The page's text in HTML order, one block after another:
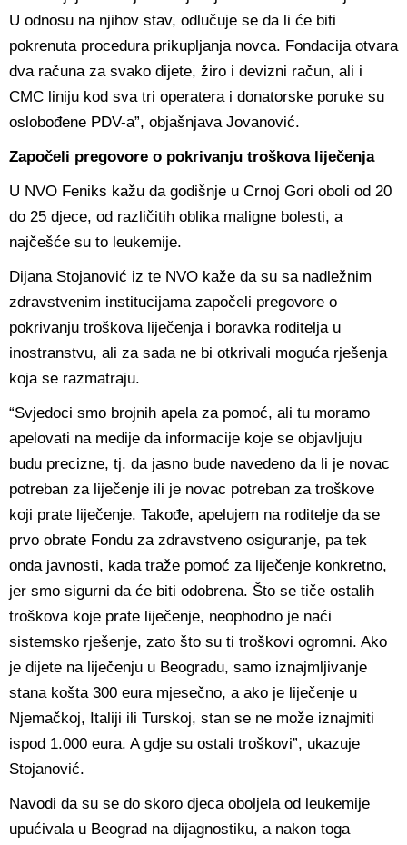
U odnosu na njihov stav, odlučuje se da li će biti
pokrenuta procedura prikupljanja novca. Fondacija otvara
dva računa za svako dijete, žiro i devizni račun, ali i
CMC liniju kod sva tri operatera i donatorske poruke su
oslobođene PDV-a”, objašnjava Jovanović.
Započeli pregovore o pokrivanju troškova liječenja
U NVO Feniks kažu da godišnje u Crnoj Gori oboli od 20
do 25 djece, od različitih oblika maligne bolesti, a
najčešće su to leukemije.
Dijana Stojanović iz te NVO kaže da su sa nadležnim
zdravstvenim institucijama započeli pregovore o
pokrivanju troškova liječenja i boravka roditelja u
inostranstvu, ali za sada ne bi otkrivali moguća rješenja
koja se razmatraju.
“Svjedoci smo brojnih apela za pomoć, ali tu moramo
apelovati na medije da informacije koje se objavljuju
budu precizne, tj. da jasno bude navedeno da li je novac
potreban za liječenje ili je novac potreban za troškove
koji prate liječenje. Takođe, apelujem na roditelje da se
prvo obrate Fondu za zdravstveno osiguranje, pa tek
onda javnosti, kada traže pomoć za liječenje konkretno,
jer smo sigurni da će biti odobrena. Što se tiče ostalih
troškova koje prate liječenje, neophodno je naći
sistemsko rješenje, zato što su ti troškovi ogromni. Ako
je dijete na liječenju u Beogradu, samo iznajmljivanje
stana košta 300 eura mjesečno, a ako je liječenje u
Njemačkoj, Italiji ili Turskoj, stan se ne može iznajmiti
ispod 1.000 eura. A gdje su ostali troškovi”, ukazuje
Stojanović.
Navodi da su se do skoro djeca oboljela od leukemije
upućivala u Beograd na dijagnostiku, a nakon toga